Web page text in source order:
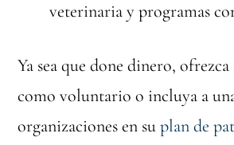
veterinaria y programas
Ya sea que done dinero,
como voluntario o incluya a
organizaciones en suplan de